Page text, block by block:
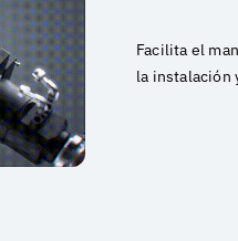
Facilita el
la instalación